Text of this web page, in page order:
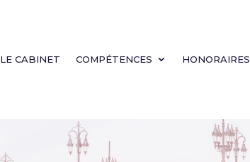
LE CABINET COMPÉTENCES HONORAIRES